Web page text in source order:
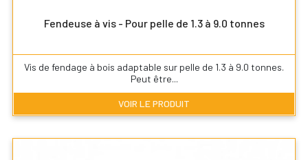
Fendeuse à vis - Pour pelle de 1.3 à 9.0 tonnes
Vis de fendage à bois adaptable sur pelle de 1.3 à 9.0 tonnes.
Peut être...
VOIR LE PRODUIT